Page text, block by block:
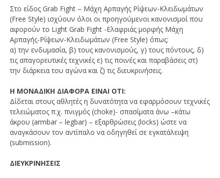
Στο είδος Grab Fight – Μάχη Αρπαγής Ρίψεων-Κλειδωμάτων
(Free Style) ισχύουν όλοι οι προηγούμενοι κανονισμοί που
αφορούν το Light Grab Fight -Ελαφριάς μορφής Μάχη
Αρπαγής-Ρίψεων-Κλειδωμάτων (Free Style) όπως:
α) την ενδυμασία, β) τους κανονισμούς, γ) τους πόντους, δ)
τις απαγορευτικές τεχνικές ε) τις ποινές και παραβάσεις στ)
την διάρκεια του αγώνα και ζ) τις διευκρινήσεις.
Η ΜΟΝΑΔΙΚΗ ΔΙΑΦΟΡΑ ΕΙΝΑΙ ΟΤΙ:
Δίδεται στους αθλητές η δυνατότητα να εφαρμόσουν τεχνικές
τελειώματος π.χ. πνιγμός (choke)- σπασίματα άνω –κάτω
άκρου (armbar – legbar) – εξαρθρώσεις (locks) ώστε να
αναγκάσουν τον αντίπαλο να οδηγηθεί σε εγκατάλειψη
(submission).
ΔΙΕΥΚΡΙΝΗΣΕΙΣ